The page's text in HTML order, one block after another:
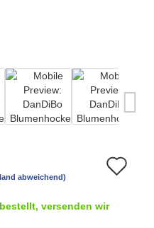
abweichend)
versenden wir